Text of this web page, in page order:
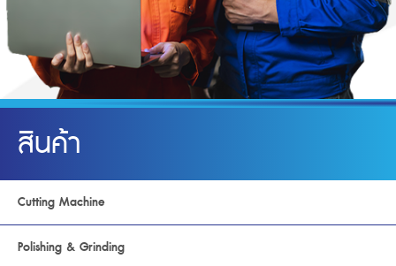
สินค้า
Cutting Machine
Polishing & Grinding